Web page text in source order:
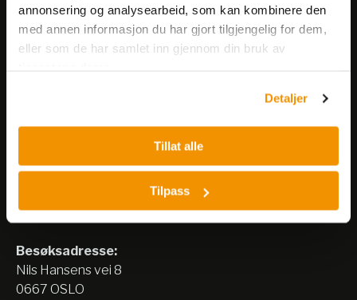
annonsering og analysearbeid, som kan kombinere den
med annen informasjon du har gjort tilgjengelig for dem,
eller som de har samlet inn gjennom din bruk av
Detaljer
Tillat alle
Tilpass
Få informasjon om produkter,
arrangementer og kampanjer.
Besøksadresse:
Nils Hansens vei 8
0667 OSLO